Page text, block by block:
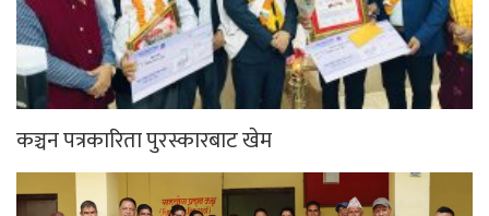
कञ्चन पत्रकारिता पुरस्कारबाट खेम